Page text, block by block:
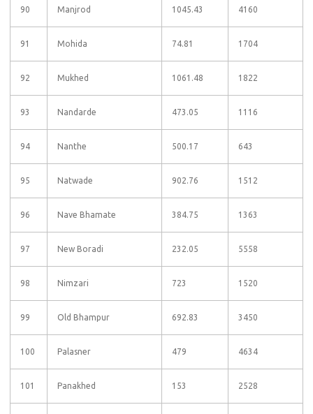
90 Manjrod 1045.43 4160
91 Mohida 74.81 1704
92 Mukhed 1061.48 1822
93 Nandarde 473.05 1116
94 Nanthe 500.17 643
95 Natwade 902.76 1512
96 Nave Bhamate 384.75 1363
97 New Boradi 232.05 5558
98 Nimzari 723 1520
99 Old Bhampur 692.83 3450
100 Palasner 479 4634
101 Panakhed 153 2528